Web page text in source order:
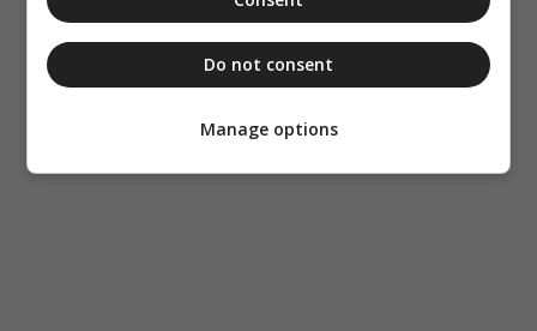
Do not consent
Manage options